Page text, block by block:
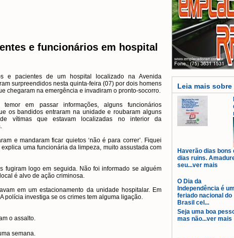
e funcionários em hospital
e pacientes de um hospital localizado na Avenida
surpreendidos nesta quinta-feira (07) por dois homens
chegaram na emergência e invadiram o pronto-socorro.
temor em passar informações, alguns funcionários
os bandidos entraram na unidade e roubaram alguns
vítimas que estavam localizadas no interior da
e mandaram ficar quietos ‘não é para correr’. Fiquei
explica uma funcionária da limpeza, muito assustada com
fugiram logo em seguida. Não foi informado se alguém
é alvo de ação criminosa.
em um estacionamento da unidade hospitalar. Em
polícia investiga se os crimes tem alguma ligação.
Leia mais sobre
Haverão dias bons
dias ruins.
seu...ver mais
O Dia da
Independência é um
feriado nacional do
Brasil cel...
Seja uma boa
mas não...ver mais